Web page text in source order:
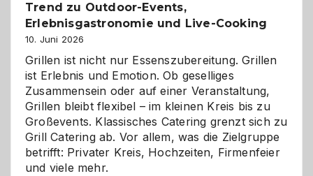
zu
Trend zu Outdoor-Events,
Erlebnisgastronomie und Live-Cooking
10. Juni 2026
Grillen ist nicht nur Essenszubereitung. Grillen
ist Erlebnis und Emotion. Ob geselliges
Zusammensein oder auf einer Veranstaltung,
Grillen bleibt flexibel – im kleinen Kreis bis zu
Großevents. Klassisches Catering grenzt sich zu
Grill Catering ab. Vor allem, was die Zielgruppe
betrifft: Privater Kreis, Hochzeiten, Firmenfeier
und viele mehr.